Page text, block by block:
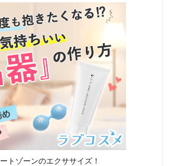
トゾーンのエクササイズ！